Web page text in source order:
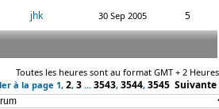
jhk 30 Sep 2005 5
Toutes les heures sont au format GMT + 2 Heures
à la page 1, 2, 3 ... 3543, 3544, 3545 Suivante